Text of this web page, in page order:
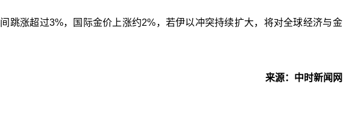
跳涨超过3%，国际金价上涨约2%，若伊以冲突持续扩大，将对全球经济与金
来源：中时新闻网